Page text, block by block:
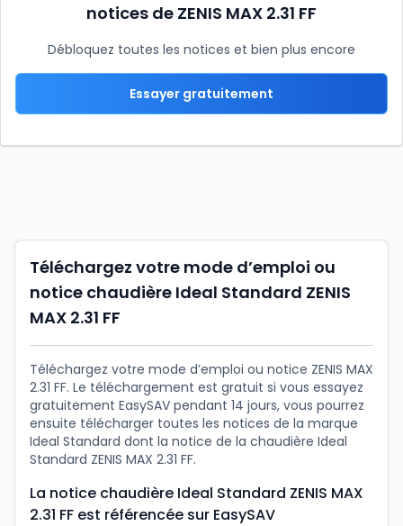
notices de ZENIS MAX 2.31 FF
Débloquez toutes les notices et bien plus encore
Essayer gratuitement
Téléchargez votre mode d’emploi ou
notice chaudière Ideal Standard ZENIS
MAX 2.31 FF
Téléchargez votre mode d’emploi ou notice ZENIS MAX
2.31 FF. Le téléchargement est gratuit si vous essayez
gratuitement EasySAV pendant 14 jours, vous pourrez
ensuite télécharger toutes les notices de la marque
Ideal Standard dont la notice de la chaudière Ideal
Standard ZENIS MAX 2.31 FF.
La notice chaudière Ideal Standard ZENIS MAX
2.31 FF est référencée sur EasySAV